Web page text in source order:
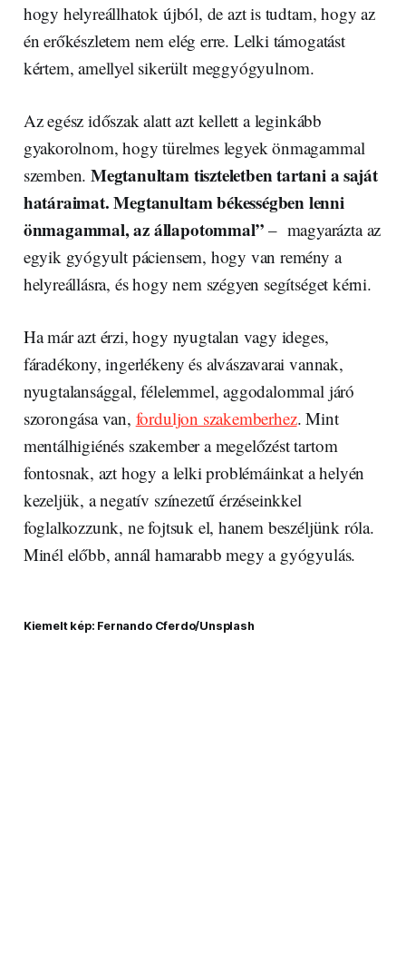
hogy helyreállhatok újból, de azt is tudtam, hogy az
én erőkészletem nem elég erre. Lelki támogatást
kértem, amellyel sikerült meggyógyulnom.
Az egész időszak alatt azt kellett a leginkább
gyakorolnom, hogy türelmes legyek önmagammal
szemben. Megtanultam tiszteletben tartani a saját
határaimat. Megtanultam békességben lenni
önmagammal, az állapotommal” – magyarázta az
egyik gyógyult páciensem, hogy van remény a
helyreállásra, és hogy nem szégyen segítséget kérni.
Ha már azt érzi, hogy nyugtalan vagy ideges,
fáradékony, ingerlékeny és alvászavarai vannak,
nyugtalansággal, félelemmel, aggodalommal járó
szorongása van, forduljon szakemberhez. Mint
mentálhigiénés szakember a megelőzést tartom
fontosnak, azt hogy a lelki problémáinkat a helyén
kezeljük, a negatív színezetű érzéseinkkel
foglalkozzunk, ne fojtsuk el, hanem beszéljünk róla.
Minél előbb, annál hamarabb megy a gyógyulás.
Kiemelt kép: Fernando Cferdo/Unsplash